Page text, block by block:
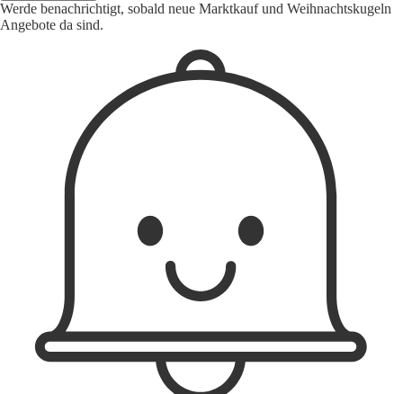
Werde benachrichtigt, sobald neue Marktkauf und Weihnachtskugeln
Angebote da sind.